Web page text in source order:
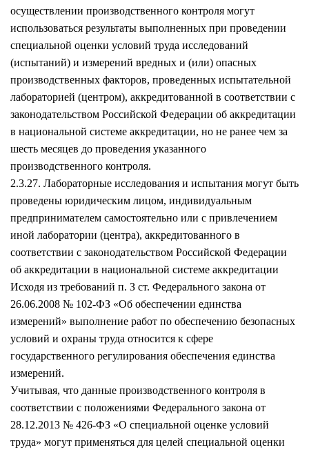
осуществлении производственного контроля могут
использоваться результаты выполненных при проведении
специальной оценки условий труда исследований
(испытаний) и измерений вредных и (или) опасных
производственных факторов, проведенных испытательной
лабораторией (центром), аккредитованной в соответствии с
законодательством Российской Федерации об аккредитации
в национальной системе аккредитации, но не ранее чем за
шесть месяцев до проведения указанного
производственного контроля.
2.3.27. Лабораторные исследования и испытания могут быть
проведены юридическим лицом, индивидуальным
предпринимателем самостоятельно или с привлечением
иной лаборатории (центра), аккредитованного в
соответствии с законодательством Российской Федерации
об аккредитации в национальной системе аккредитации
Исходя из требований п. З ст. Федерального закона от
26.06.2008 № 102-ФЗ «Об обеспечении единства
измерений» выполнение работ по обеспечению безопасных
условий и охраны труда относится к сфере
государственного регулирования обеспечения единства
измерений.
Учитывая, что данные производственного контроля в
соответствии с положениями Федерального закона от
28.12.2013 № 426-ФЗ «О специальной оценке условий
труда» могут применяться для целей специальной оценки